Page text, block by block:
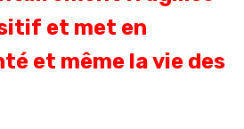
et met en
et même la vie des